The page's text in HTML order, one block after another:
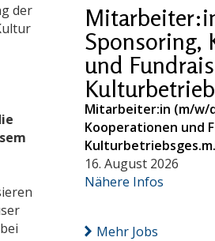
der
Sponsoring,
und
Mitarbeiter:in (m/w/
Kooperationen und
16. August 2026
Nähere Infos
Mehr Jobs